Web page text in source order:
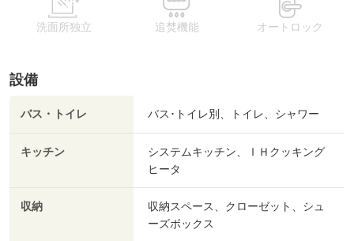
洗面所独立 追焚機能 オートロック
設備
バス・トイレ バス･トイレ別、トイレ、シャワー
キッチン
システムキッチン、ＩＨクッキング
ヒータ
収納
収納スペース、クローゼット、シュ
ーズボックス